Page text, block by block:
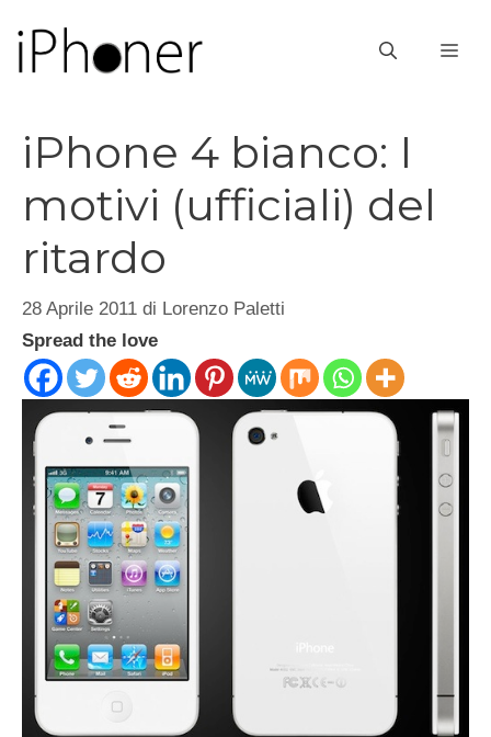
contenuto
iPhone 4 bianco: I
motivi (ufficiali) del
ritardo
28 Aprile 2011 di Lorenzo Paletti
Spread the love